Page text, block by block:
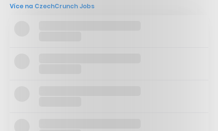
Více na CzechCrunch Jobs